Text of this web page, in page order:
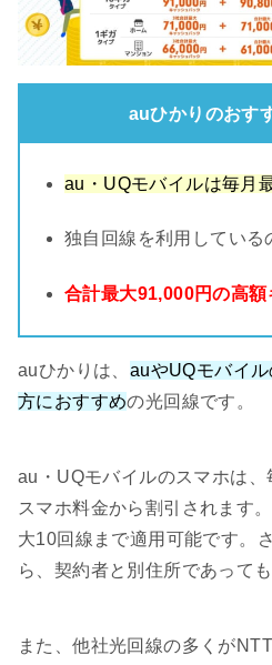
auひかりのおす
au・UQモバイルは毎月
独自回線を利用している
合計最大91,000円の高額
auひかりは、 auやUQモバイ
方におすすめの光回線です。
au・UQモバイルのスマホは
スマホ料金から割引されます
大10回線まで適用可能です。
ら、契約者と別住所であって
また、他社光回線の多くが